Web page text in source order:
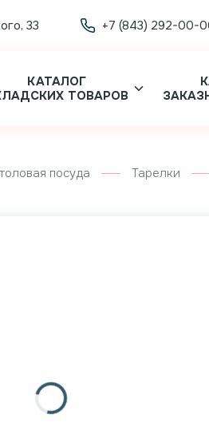
33 +7 (843) 292-00-
КАТАЛОГ
ТОВАРОВ
посуда Тарелки